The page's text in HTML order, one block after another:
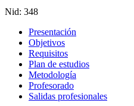
Nid: 348
Presentación
Objetivos
Requisitos
Plan de estudios
Metodología
Profesorado
Salidas profesionales